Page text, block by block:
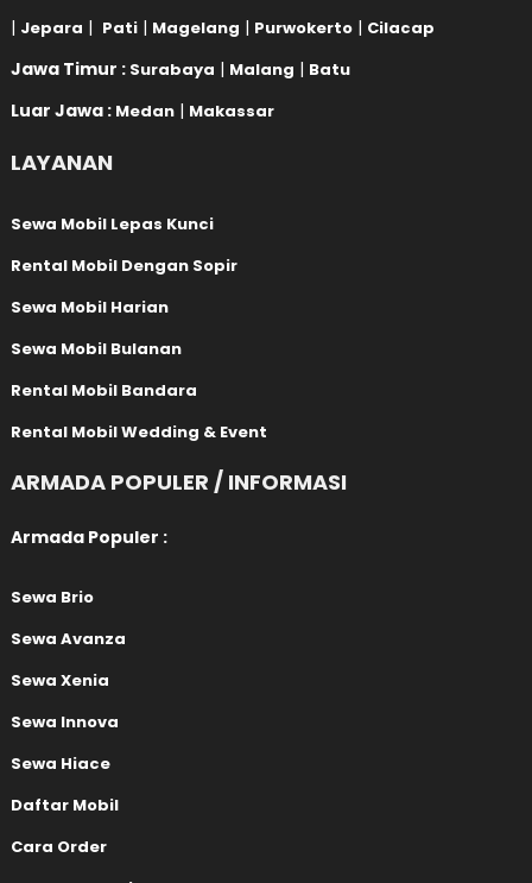
| Jepara | Pati | Magelang | Purwokerto | Cilacap
Jawa Timur : Surabaya | Malang | Batu
Luar Jawa : Medan | Makassar
LAYANAN
Sewa Mobil Lepas Kunci
Rental Mobil Dengan Sopir
Sewa Mobil Harian
Sewa Mobil Bulanan
Rental Mobil Bandara
Rental Mobil Wedding & Event
ARMADA POPULER / INFORMASI
Armada Populer :
Sewa Brio
Sewa Avanza
Sewa Xenia
Sewa Innova
Sewa Hiace
Daftar Mobil
Cara Order